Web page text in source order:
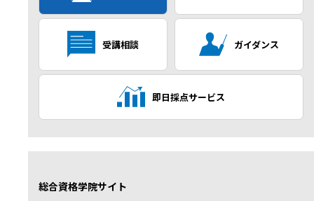
受講相談 ガイダンス
即日採点サービス
総合資格学院サイト